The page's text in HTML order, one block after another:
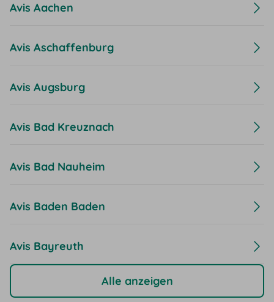
Avis Aachen
Avis Aschaffenburg
Avis Augsburg
Avis Bad Kreuznach
Avis Bad Nauheim
Avis Baden Baden
Avis Bayreuth
Alle anzeigen